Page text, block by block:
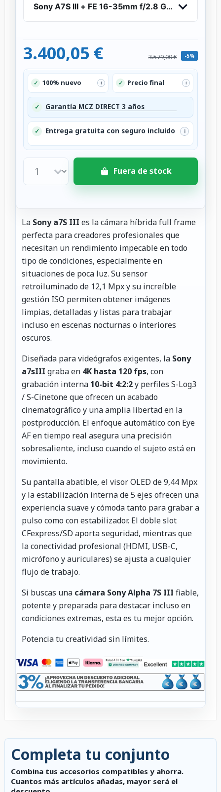
Sony A7S III + FE 16-35mm f/2.8 GM - Camara
3.400,05 € 3.579,00 € -5%
✓ 100% nuevo i ✓ Precio final i
✓ Garantía MCZ DIRECT 3 años
✓ Entrega gratuita con seguro incluido i
Fuera de stock
La Sony a7S III es la cámara híbrida full frame
perfecta para creadores profesionales que
necesitan un rendimiento impecable en todo
tipo de condiciones, especialmente en
situaciones de poca luz. Su sensor
retroiluminado de 12,1 Mpx y su increíble
gestión ISO permiten obtener imágenes
limpias, detalladas y listas para trabajar
incluso en escenas nocturnas o interiores
oscuros.
Diseñada para videógrafos exigentes, la Sony
a7sIII graba en 4K hasta 120 fps, con
grabación interna 10-bit 4:2:2y perfiles S-Log3
/ S-Cinetone que ofrecen un acabado
cinematográfico y una amplia libertad en la
postproducción. El enfoque automático con Eye
AF en tiempo real asegura una precisión
sobresaliente, incluso cuando el sujeto está en
movimiento.
Su pantalla abatible, el visor OLED de 9,44 Mpx
y la estabilización interna de 5 ejes ofrecen una
experiencia suave y cómoda tanto para grabar a
pulso como con estabilizador. El doble slot
CFexpress/SD aporta seguridad, mientras que
la conectividad profesional (HDMI, USB-C,
micrófono y auriculares) se ajusta a cualquier
flujo de trabajo.
Si buscas una cámara Sony Alpha 7S III fiable,
potente y preparada para destacar incluso en
condiciones extremas, esta es tu mejor opción.
Potencia tu creatividad sin límites.
Completa tu conjunto
Combina tus accesorios compatibles y ahorra.
Cuantos más artículos añadas, mayor será el